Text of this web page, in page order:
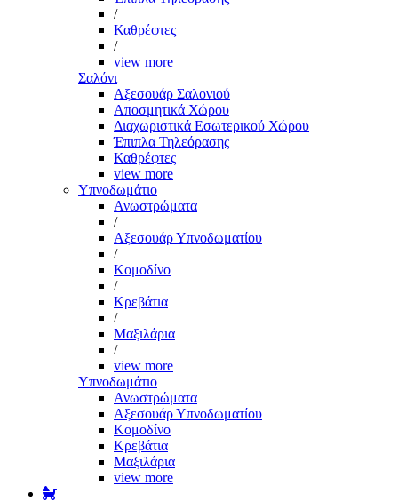
/
Καθρέφτες
/
view more
Σαλόνι
Αξεσουάρ Σαλονιού
Αποσμητικά Χώρου
Διαχωριστικά Εσωτερικού Χώρου
Έπιπλα Τηλεόρασης
Καθρέφτες
view more
Υπνοδωμάτιο
Ανωστρώματα
/
Αξεσουάρ Υπνοδωματίου
/
Κομοδίνο
/
Κρεβάτια
/
Μαξιλάρια
/
view more
Υπνοδωμάτιο
Ανωστρώματα
Αξεσουάρ Υπνοδωματίου
Κομοδίνο
Κρεβάτια
Μαξιλάρια
view more